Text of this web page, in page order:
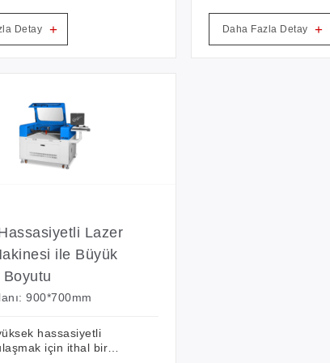
Detay +
yöntemini tamamen
Daha Fazla Detay +
Lazer
ile Büyük
Boyutu
900*700mm
hassasiyetli
için ithal bir